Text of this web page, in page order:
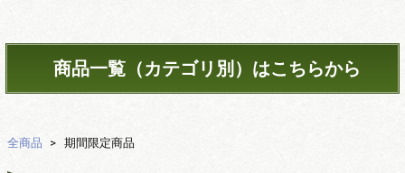
商品一覧（カテゴリ別）はこちらから
全商品 期間限定商品